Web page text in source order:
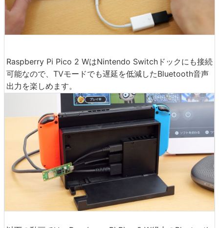
Raspberry Pi Pico 2 WはNintendo Switchドックにも接続
可能なので、TVモードでも遅延を低減したBluetooth音声
出力を楽しめます。